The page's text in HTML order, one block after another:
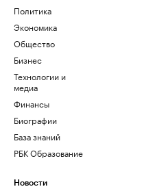
Политика
Экономика
Общество
Бизнес
Технологии и
медиа
Финансы
Биографии
База знаний
РБК Образование
Новости